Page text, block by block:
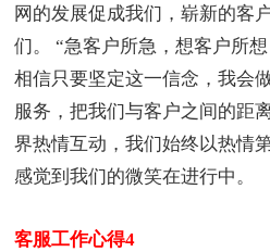
网的发展促成我们，崭新的客
们。 “急客户所急，想客户所
相信只要坚定这一信念，我会
服务，把我们与客户之间的距
界热情互动，我们始终以热情
感觉到我们的微笑在进行中。
客服工作心得4